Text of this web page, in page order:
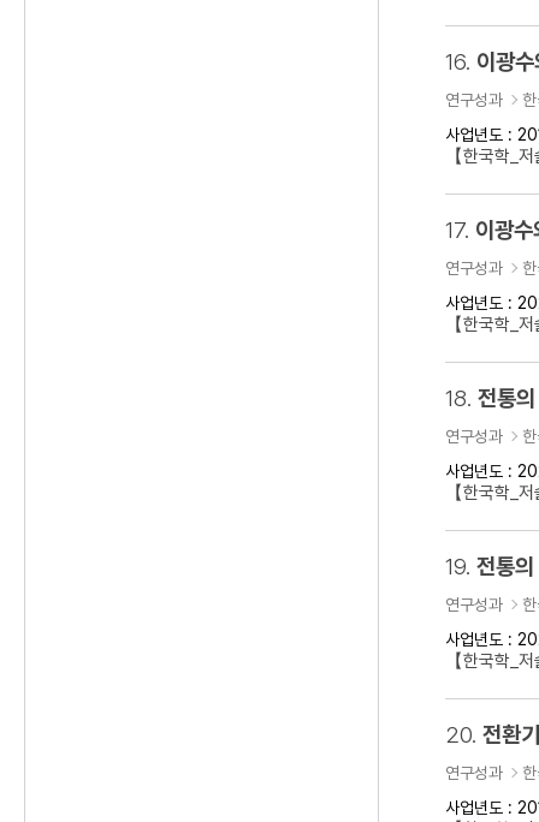
16. 이광
연구성과
사업년도 :
【한국학_
17. 이광
연구성과
사업년도 :
【한국학_
18. 전통
연구성과
사업년도 :
【한국학_
19. 전통
연구성과
사업년도 :
【한국학_
20. 전환
연구성과
사업년도 :